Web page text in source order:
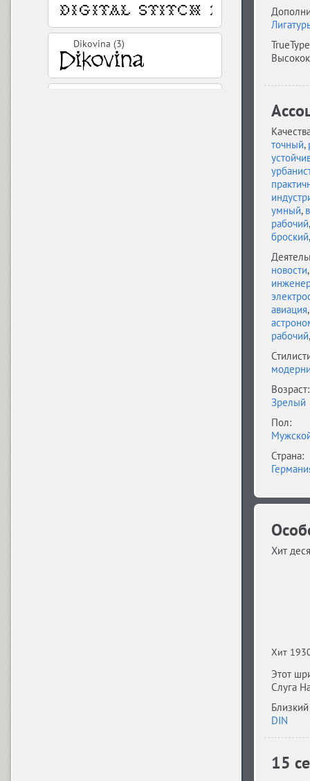
Dikovina (3)
точный,
умный,
рабочий
броский
новости
авиация
рабочий
Возраст:
Зрелый
Пол:
Страна:
Хит
Хит
Этот
Слуга
DIN
15